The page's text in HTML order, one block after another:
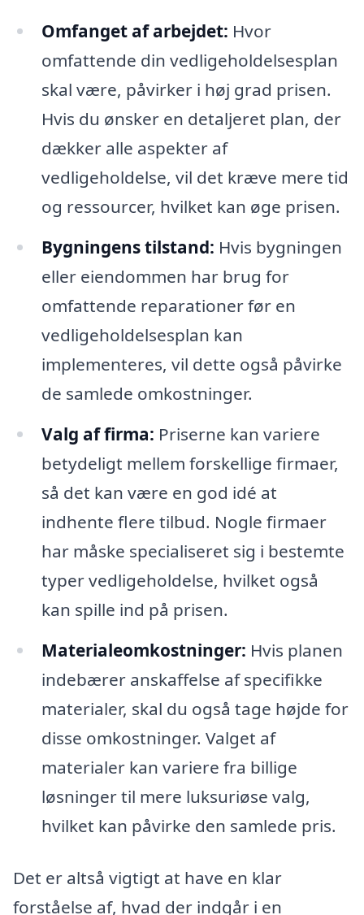
Omfanget af arbejdet: Hvor
omfattende din vedligeholdelsesplan
skal være, påvirker i høj grad prisen.
Hvis du ønsker en detaljeret plan, der
dækker alle aspekter af
vedligeholdelse, vil det kræve mere tid
og ressourcer, hvilket kan øge prisen.
Bygningens tilstand: Hvis bygningen
eller eiendommen har brug for
omfattende reparationer før en
vedligeholdelsesplan kan
implementeres, vil dette også påvirke
de samlede omkostninger.
Valg af firma: Priserne kan variere
betydeligt mellem forskellige firmaer,
så det kan være en god idé at
indhente flere tilbud. Nogle firmaer
har måske specialiseret sig i bestemte
typer vedligeholdelse, hvilket også
kan spille ind på prisen.
Materialeomkostninger: Hvis planen
indebærer anskaffelse af specifikke
materialer, skal du også tage højde for
disse omkostninger. Valget af
materialer kan variere fra billige
løsninger til mere luksuriøse valg,
hvilket kan påvirke den samlede pris.
Det er altså vigtigt at have en klar
forståelse af, hvad der indgår i en